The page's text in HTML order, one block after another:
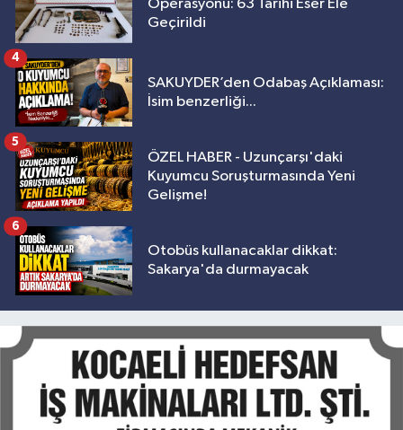
Operasyonu: 63 Tarihi Eser Ele
Geçirildi
SAKUYDER’den Odabaş Açıklaması:
İsim benzerliği...
4
ÖZEL HABER - Uzunçarşı'daki
Kuyumcu Soruşturmasında Yeni
Gelişme!
5
Otobüs kullanacaklar dikkat:
Sakarya'da durmayacak
6